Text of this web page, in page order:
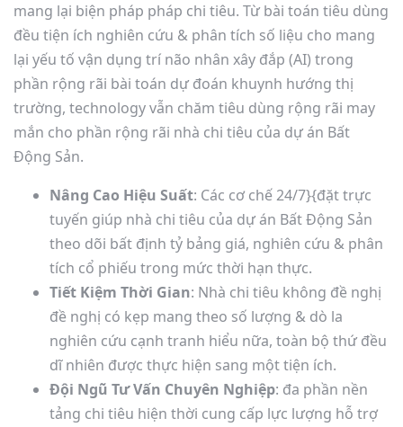
mang lại biện pháp pháp chi tiêu. Từ bài toán tiêu dùng
đều tiện ích nghiên cứu & phân tích số liệu cho mang
lại yếu tố vận dụng trí não nhân xây đắp (AI) trong
phần rộng rãi bài toán dự đoán khuynh hướng thị
trường, technology vẫn chăm tiêu dùng rộng rãi may
mắn cho phần rộng rãi nhà chi tiêu của dự án Bất
Động Sản.
Nâng Cao Hiệu Suất: Các cơ chế 24/7}{đặt trực
tuyến giúp nhà chi tiêu của dự án Bất Động Sản
theo dõi bất định tỷ bảng giá, nghiên cứu & phân
tích cổ phiếu trong mức thời hạn thực.
Tiết Kiệm Thời Gian: Nhà chi tiêu không đề nghị
đề nghị có kẹp mang theo số lượng & dò la
nghiên cứu cạnh tranh hiểu nữa, toàn bộ thứ đều
dĩ nhiên được thực hiện sang một tiện ích.
Đội Ngũ Tư Vấn Chuyên Nghiệp: đa phần nền
tảng chi tiêu hiện thời cung cấp lực lượng hỗ trợ